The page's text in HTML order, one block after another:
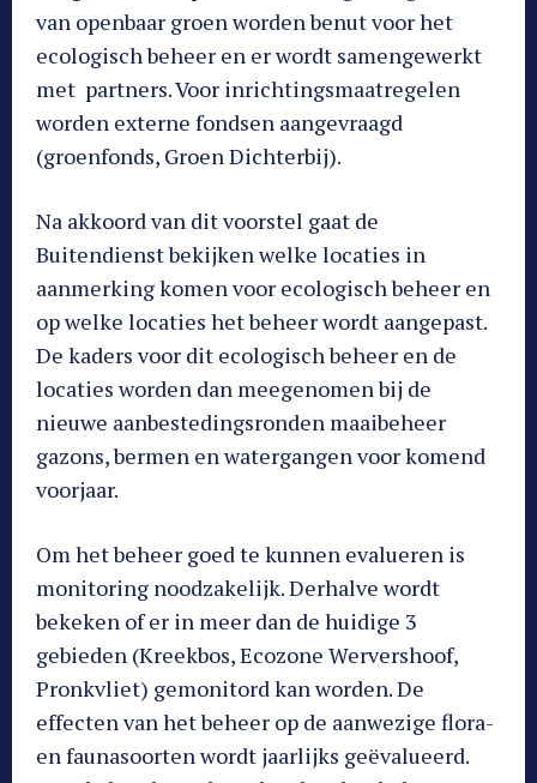
van openbaar groen worden benut voor het
ecologisch beheer en er wordt samengewerkt
met partners. Voor inrichtingsmaatregelen
worden externe fondsen aangevraagd
(groenfonds, Groen Dichterbij).
Na akkoord van dit voorstel gaat de
Buitendienst bekijken welke locaties in
aanmerking komen voor ecologisch beheer en
op welke locaties het beheer wordt aangepast.
De kaders voor dit ecologisch beheer en de
locaties worden dan meegenomen bij de
nieuwe aanbestedingsronden maaibeheer
gazons, bermen en watergangen voor komend
voorjaar.
Om het beheer goed te kunnen evalueren is
monitoring noodzakelijk. Derhalve wordt
bekeken of er in meer dan de huidige 3
gebieden (Kreekbos, Ecozone Wervershoof,
Pronkvliet) gemonitord kan worden. De
effecten van het beheer op de aanwezige flora-
en faunasoorten wordt jaarlijks geëvalueerd.